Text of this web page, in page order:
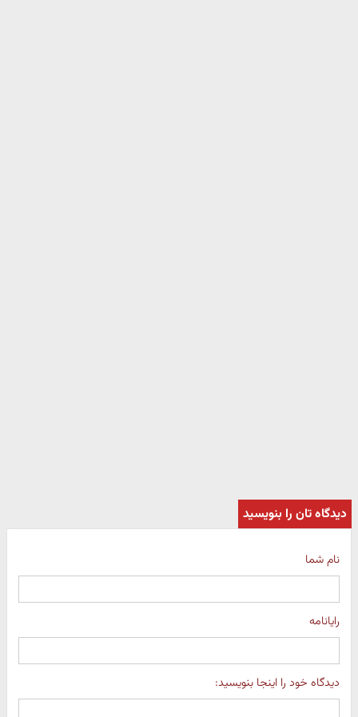
دیدگاه تان را بنویسید
نام شما
رایانامه
دیدگاه خود را اینجا بنویسید: